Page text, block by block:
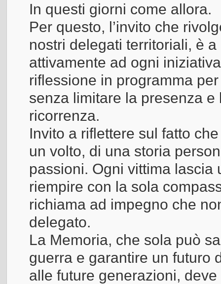
In questi giorni come allora.
Per questo, l’invito che
nostri delegati territoriali, è
attivamente ad ogni
riflessione in programma
senza limitare la presenza
ricorrenza.
Invito a riflettere sul fatto
un volto, di una storia
passioni. Ogni vittima
riempire con la sola
richiama ad impegno che
delegato.
La Memoria, che sola può
guerra e garantire un futuro
alle future generazioni,